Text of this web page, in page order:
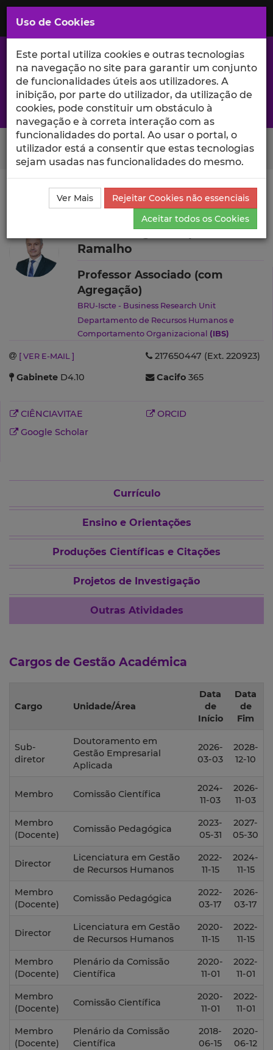
Saltar
para
Conteúdo
Principal
A excelência da investigação e ciência no Iscte
Search Button
Ciência_Iscte Autores
Nelson Jorge Campos
Outras Atividades
Nelson Jorge Campos
Ramalho
Professor Associado (com
Agregação)
BRU-Iscte - Business Research Unit
Departamento de Recursos Humanos e
Comportamento Organizacional (IBS)
[ VER E-MAIL ]
217650447 (Ext. 220923)
Gabinete D4.10 Cacifo 365
CIÊNCIAVITAE
ORCID
Google Scholar
Currículo
Ensino e Orientações
Produções Científicas e Citações
Projetos de Investigação
Outras Atividades
Cargos de Gestão Académica
Cargo Unidade/Área
Data
de
Início
Data
de
Fim
Sub-
diretor
Doutoramento em
Gestão Empresarial
Aplicada
2026-
03-03
2028-
12-10
Membro Comissão Científica
2024-
11-03
2026-
11-03
Membro
(Docente)
Comissão Pedagógica
2023-
05-31
2027-
05-30
Director
Licenciatura em Gestão
de Recursos Humanos
2022-
11-15
2024-
11-15
Membro
(Docente)
Comissão Pedagógica
2022-
03-17
2026-
03-17
Director
Licenciatura em Gestão
de Recursos Humanos
2020-
11-15
2022-
11-15
Membro
(Docente)
Plenário da Comissão
Científica
2020-
11-01
2022-
11-01
Membro
(Docente)
Comissão Científica
2020-
11-01
2022-
11-01
Membro
(Docente)
Plenário da Comissão
Científica
2018-
06-15
2020-
06-12
Uso de Cookies
Este portal utiliza cookies e outras tecnologias
na navegação no site para garantir um conjunto
de funcionalidades úteis aos utilizadores. A
inibição, por parte do utilizador, da utilização de
cookies, pode constituir um obstáculo à
navegação e à correta interação com as
funcionalidades do portal. Ao usar o portal, o
utilizador está a consentir que estas tecnologias
sejam usadas nas funcionalidades do mesmo.
Ver Mais
Rejeitar Cookies não essenciais
Aceitar todos os Cookies